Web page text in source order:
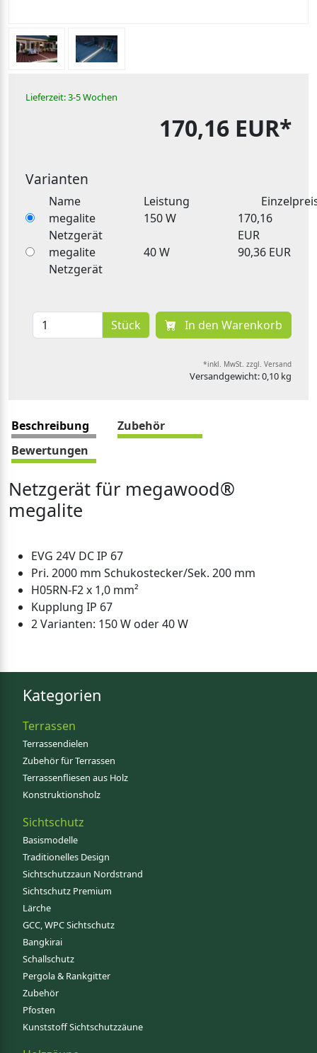
Lieferzeit: 3-5 Wochen
170,16 EUR*
Varianten
Name Leistung
megalite
Netzgerät
150 W
170,16
EUR
megalite
Netzgerät
40 W 90,36 EUR
Stück In den Warenkorb
*inkl. MwSt. zzgl. Versand
Versandgewicht: 0,10 kg
Beschreibung
Zubehör
Bewertungen
Netzgerät für megawood®
megalite
EVG 24V DC IP 67
Pri. 2000 mm Schukostecker/Sek. 200 mm
H05RN-F2 x 1,0 mm²
Kupplung IP 67
2 Varianten: 150 W oder 40 W
Kategorien
Terrassen
Terrassendielen
Zubehör für Terrassen
Terrassenfliesen aus Holz
Konstruktionsholz
Sichtschutz
Basismodelle
Traditionelles Design
Sichtschutzzaun Nordstrand
Sichtschutz Premium
Lärche
GCC, WPC Sichtschutz
Bangkirai
Schallschutz
Pergola & Rankgitter
Zubehör
Pfosten
Kunststoff Sichtschutzzäune